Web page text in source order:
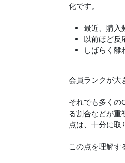
化です。
最近、購入
以前ほど反
しばらく離
会員ランクが大
それでも多くの
る割合などが
点は、十分に取
この点を理解す